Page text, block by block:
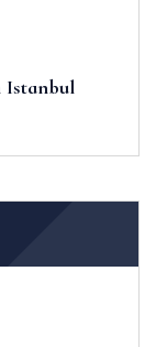
Istanbul